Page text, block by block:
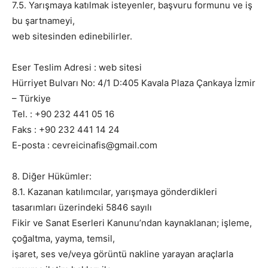
7.5. Yarışmaya katılmak isteyenler, başvuru formunu ve iş
bu şartnameyi,
web sitesinden edinebilirler.
Eser Teslim Adresi : web sitesi
Hürriyet Bulvarı No: 4/1 D:405 Kavala Plaza Çankaya İzmir
– Türkiye
Tel. : +90 232 441 05 16
Faks : +90 232 441 14 24
E-posta : cevreicinafis@gmail.com
8. Diğer Hükümler:
8.1. Kazanan katılımcılar, yarışmaya gönderdikleri
tasarımları üzerindeki 5846 sayılı
Fikir ve Sanat Eserleri Kanunu’ndan kaynaklanan; işleme,
çoğaltma, yayma, temsil,
işaret, ses ve/veya görüntü nakline yarayan araçlarla